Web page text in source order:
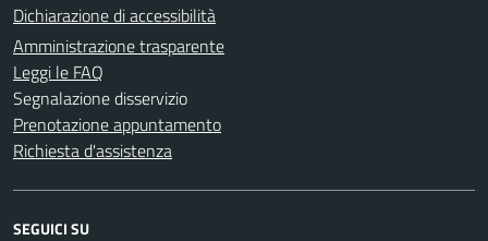
Dichiarazione di accessibilità
Amministrazione trasparente
Leggi le FAQ
Segnalazione disservizio
Prenotazione appuntamento
Richiesta d'assistenza
SEGUICI SU